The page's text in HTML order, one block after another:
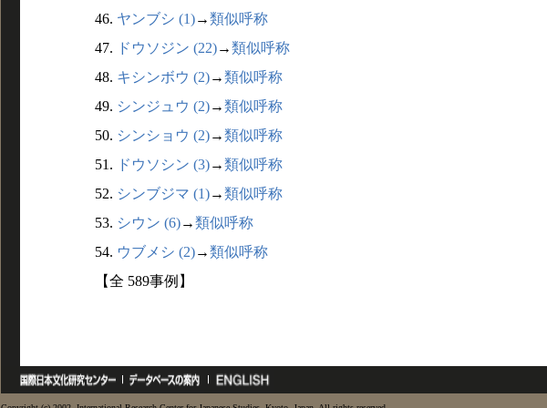
46. ヤンブシ (1)→類似呼称
47. ドウソジン (22)→類似呼称
48. キシンボウ (2)→類似呼称
49. シンジュウ (2)→類似呼称
50. シンショウ (2)→類似呼称
51. ドウソシン (3)→類似呼称
52. シンブジマ (1)→類似呼称
53. シウン (6)→類似呼称
54. ウブメシ (2)→類似呼称
【全 589事例】